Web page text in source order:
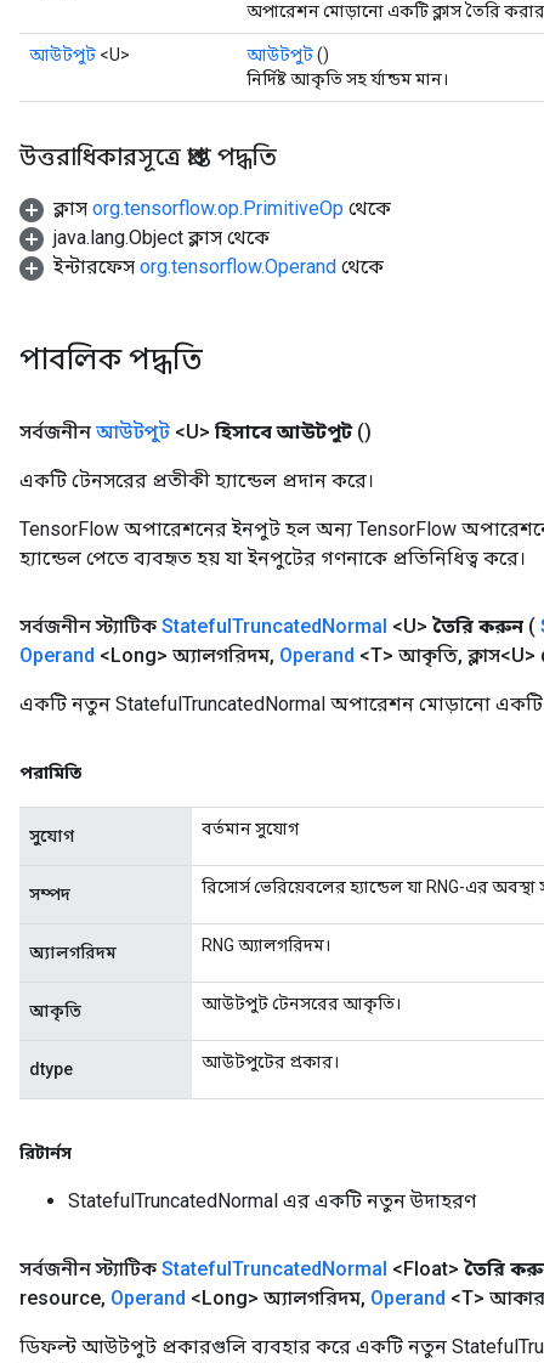
অপারেশন মোড়ানো একটি ক্লাস তৈরি করার
আউটপুট <U> আউটপুট()
নির্দিষ্ট আকৃতি সহ র্যান্ডম মান।
উত্তরাধিকারসূত্রে প্রাপ্ত পদ্ধতি
ক্লাস org.tensorflow.op.PrimitiveOp থেকে
java.lang.Object ক্লাস থেকে
ইন্টারফেস org.tensorflow.Operand থেকে
পাবলিক পদ্ধতি
সর্বজনীন আউটপুট <U> হিসাবে আউটপুট ()
একটি টেনসরের প্রতীকী হ্যান্ডেল প্রদান করে।
TensorFlow অপারেশনের ইনপুট হল অন্য TensorFlow
হ্যান্ডেল পেতে ব্যবহৃত হয় যা ইনপুটের গণনাকে প্রতিনিধিত্ব করে।
সর্বজনীন স্ট্যাটিক StatefulTruncatedNormal <U> তৈরি করুন (
Operand <Long> অ্যালগরিদম, Operand <T> আকৃতি,
একটি নতুন StatefulTruncatedNormal অপারেশন মোড়ানো একটি
পরামিতি
সুযোগ বর্তমান সুযোগ
সম্পদ রিসোর্স ভেরিয়েবলের হ্যান্ডেল যা RNG-এর অবস্থা
অ্যালগরিদম RNG অ্যালগরিদম।
আকৃতি আউটপুট টেনসরের আকৃতি।
dtype আউটপুটের প্রকার।
রিটার্নস
StatefulTruncatedNormal এর একটি নতুন উদাহরণ
সর্বজনীন স্ট্যাটিক StatefulTruncatedNormal <Float> তৈরি
resource, Operand <Long> অ্যালগরিদম, Operand <T>
ডিফল্ট আউটপুট প্রকারগুলি ব্যবহার করে একটি নতুন